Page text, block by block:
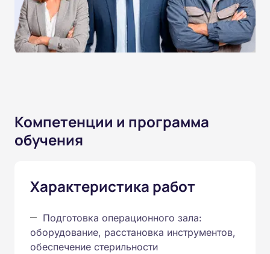
Компетенции и программа
обучения
Характеристика работ
Подготовка операционного зала:
оборудование, расстановка инструментов,
обеспечение стерильности